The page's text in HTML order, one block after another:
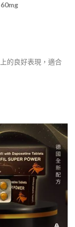
的良好表現，適合